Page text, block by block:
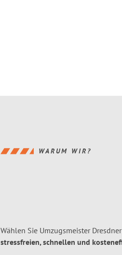
WARUM WIR?
Wählen Sie Umzugsmeister
stressfreien, schnellen und